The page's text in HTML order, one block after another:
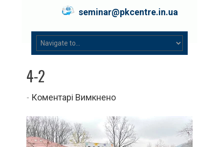
seminar@pkcentre.in.ua
4-2
- Коментарі Вимкненодо
4-
2